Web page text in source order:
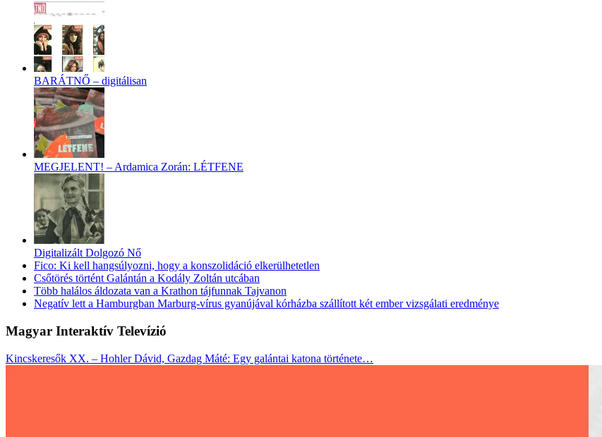
BARÁTNŐ – digitálisan
MEGJELENT! – Ardamica Zorán: LÉTFENE
Digitalizált Dolgozó Nő
Fico: Ki kell hangsúlyozni, hogy a konszolidáció elkerülhetetlen
Csőtörés történt Galántán a Kodály Zoltán utcában
Több halálos áldozata van a Krathon tájfunnak Tajvanon
Negatív lett a Hamburgban Marburg-vírus gyanújával kórházba szállított két ember vizsgálati eredménye
Magyar Interaktív Televízió
Kincskeresők XX. – Hohler Dávid, Gazdag Máté: Egy galántai katona története…